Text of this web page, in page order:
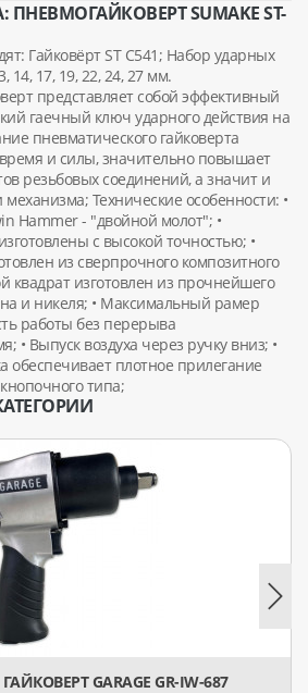
SUMAKE ST-
Гайковёрт ST C541; Набор ударных
14, 17, 19, 22, 24, 27 мм.
представляет собой эффективный
гаечный ключ ударного действия на
пневматического гайковерта
и силы, значительно повышает
резьбовых соединений, а значит и
Технические особенности: •
Hammer - "двойной молот"; •
с высокой точностью; •
из сверпрочного композитного
квадрат изготовлен из прочнейшего
и никеля; • Максимальный рамер
работы без перерыва
• Выпуск воздуха через ручку вниз; •
обеспечивает плотное прилегание
типа;
GARAGE GR-IW-687